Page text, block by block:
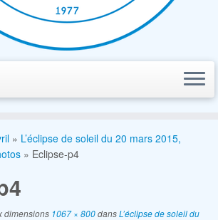
» L’éclipse de soleil du 20 mars 2015,
» Eclipse-p4
dimensions 1067 × 800dansL’éclipse de soleil du